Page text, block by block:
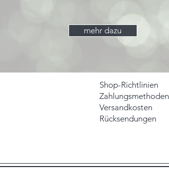
mehr dazu
Shop-Richtlinien
Zahlungsmethoden
Versandkosten
Rücksendungen